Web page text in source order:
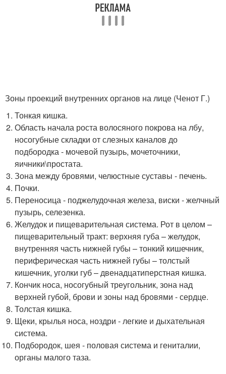
Зоны проекций внутренних органов на лице (Ченот Г.)
Тонкая кишка.
Область начала роста волосяного покрова на лбу,
носогубные складки от слезных каналов до
подбородка - мочевой пузырь, мочеточники,
яичники\простата.
Зона между бровями, челюстные суставы - печень.
Почки.
Переносица - поджелудочная железа, виски - желчный
пузырь, селезенка.
Желудок и пищеварительная система. Рот в целом –
пищеварительный тракт: верхняя губа – желудок,
внутренняя часть нижней губы – тонкий кишечник,
периферическая часть нижней губы – толстый
кишечник, уголки губ – двенадцатиперстная кишка.
Кончик носа, носогубный треугольник, зона над
верхней губой, брови и зоны над бровями - сердце.
Толстая кишка.
Щеки, крылья носа, ноздри - легкие и дыхательная
система.
Подбородок, шея - половая система и гениталии,
органы малого таза.